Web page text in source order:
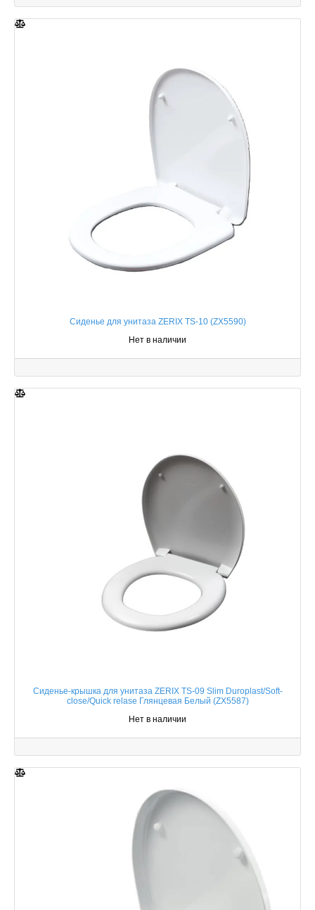
Сиденье для унитаза ZERIX TS-10 (ZX5590)
Нет в наличии
Сиденье-крышка для унитаза ZERIX TS-09 Slim Duroplast/Soft-
close/Quick relase Глянцевая Белый (ZX5587)
Нет в наличии